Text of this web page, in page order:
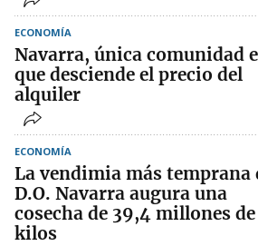
ECONOMÍA
Navarra, única comunidad
que desciende el precio del
alquiler
ECONOMÍA
La vendimia más temprana
D.O. Navarra augura una
cosecha de 39,4 millones de
kilos